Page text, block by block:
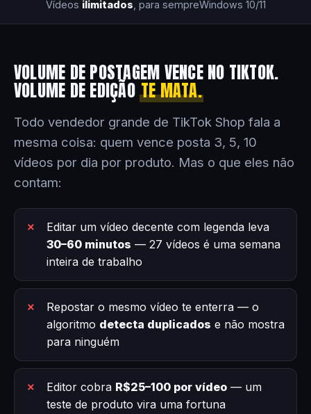
Vídeos ilimitados , para sempreWindows 10/11
VOLUME DE POSTAGEM VENCE NO TIKTOK.
VOLUME DE EDIÇÃOTE MATA.
Todo vendedor grande de TikTok Shop fala a
mesma coisa: quem vence posta 3, 5, 10
vídeos por dia por produto. Mas o que eles não
contam:
Editar um vídeo decente com legenda leva
30–60 minutos — 27 vídeos é uma semana
inteira de trabalho
Repostar o mesmo vídeo te enterra — o
algoritmo detecta duplicados e não mostra
para ninguém
Editor cobra R$25–100 por vídeo — um
teste de produto vira uma fortuna